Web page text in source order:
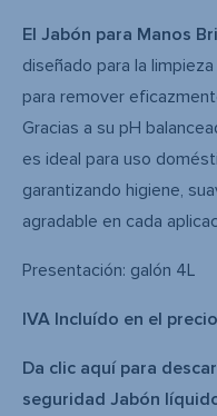
valoraci
ones de
El Jabón para Manos
diseñado para la
para remover
Gracias a su pH
es ideal para uso
garantizando higiene,
agradable en cada
Presentación: galón 4L
IVA Incluído en el precio
Da clic aquí para
seguridad Jabón